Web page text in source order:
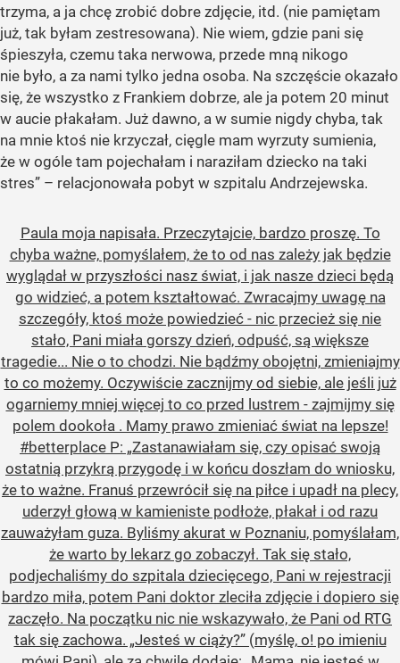
trzyma, a ja chcę zrobić dobre zdjęcie, itd. (nie pamiętam
już, tak byłam zestresowana). Nie wiem, gdzie pani się
śpieszyła, czemu taka nerwowa, przede mną nikogo
nie było, a za nami tylko jedna osoba. Na szczęście okazało
się, że wszystko z Frankiem dobrze, ale ja potem 20 minut
w aucie płakałam. Już dawno, a w sumie nigdy chyba, tak
na mnie ktoś nie krzyczał, cięgle mam wyrzuty sumienia,
że w ogóle tam pojechałam i naraziłam dziecko na taki
stres” – relacjonowała pobyt w szpitalu Andrzejewska.
Paula moja napisała. Przeczytajcie, bardzo proszę. To
chyba ważne, pomyślałem, że to od nas zależy jak będzie
wyglądał w przyszłości nasz świat, i jak nasze dzieci będą
go widzieć, a potem kształtować. Zwracajmy uwagę na
szczegóły, ktoś może powiedzieć - nic przecież się nie
stało, Pani miała gorszy dzień, odpuść, są większe
tragedie... Nie o to chodzi. Nie bądźmy obojętni, zmieniajmy
to co możemy. Oczywiście zacznijmy od siebie, ale jeśli już
ogarniemy mniej więcej to co przed lustrem - zajmijmy się
polem dookoła . Mamy prawo zmieniać świat na lepsze!
#betterplace P: „Zastanawiałam się, czy opisać swoją
ostatnią przykrą przygodę i w końcu doszłam do wniosku,
że to ważne. Franuś przewrócił się na piłce i upadł na plecy,
uderzył głową w kamieniste podłoże, płakał i od razu
zauważyłam guza. Byliśmy akurat w Poznaniu, pomyślałam,
że warto by lekarz go zobaczył. Tak się stało,
podjechaliśmy do szpitala dziecięcego, Pani w rejestracji
bardzo miła, potem Pani doktor zleciła zdjęcie i dopiero się
zaczęło. Na początku nic nie wskazywało, że Pani od RTG
tak się zachowa. „Jesteś w ciąży?” (myślę, o! po imieniu